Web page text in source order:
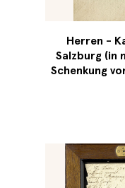
Herren -
Salzburg (in
Schenkung